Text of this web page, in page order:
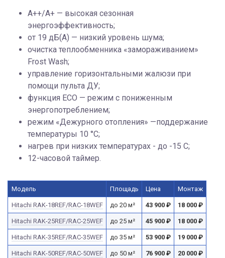
A++/A+ — высокая сезонная
энергоэффективность;
от 19 дБ(А) — низкий уровень шума;
очистка теплообменника «замораживанием»
Frost Wash;
управление горизонтальными жалюзи при
помощи пульта ДУ;
функция ECO — режим с пониженным
энергопотреблением;
режим «Дежурного отопления» —поддержание
температуры 10 °C;
нагрев при низких температурах - до -15 С;
12-часовой таймер.
Модель Площадь Цена Монтаж
Hitachi RAK-18REF/RAC-18WEF до 20 м² 43 900 ₽ 18 000 ₽
Hitachi RAK-25REF/RAC-25WEF до 25 м² 45 900 ₽ 18 000 ₽
Hitachi RAK-35REF/RAC-35WEF до 35 м² 53 900 ₽ 19 000 ₽
Hitachi RAK-50REF/RAC-50WEF до 50 м² 76 900 ₽ 20 000 ₽